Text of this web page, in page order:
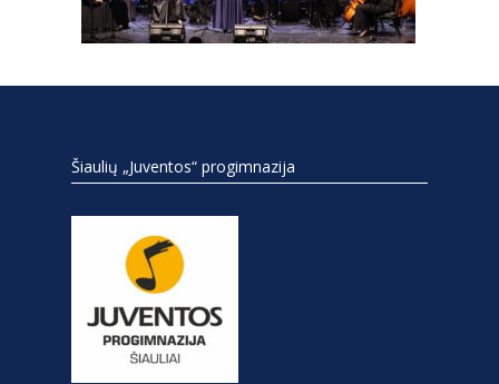
Šiaulių „Juventos“ progimnazija